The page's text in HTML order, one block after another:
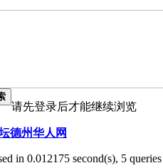
请先登录后才能继续浏览
德州华人网
in 0.012175 second(s), 5